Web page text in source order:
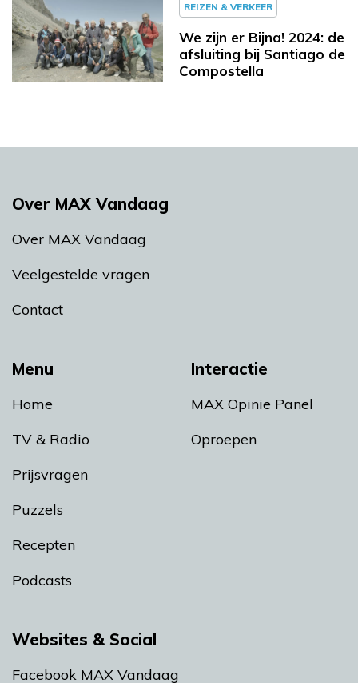
REIZEN & VERKEER
We zijn er Bijna! 2024: de
afsluiting bij Santiago de
Compostella
Menu
Home
TV & Radio
Prijsvragen
Puzzels
Recepten
Podcasts
Interactie
MAX Opinie Panel
Oproepen
Over MAX Vandaag
Over MAX Vandaag
Veelgestelde vragen
Contact
Websites & Social
Facebook MAX Vandaag